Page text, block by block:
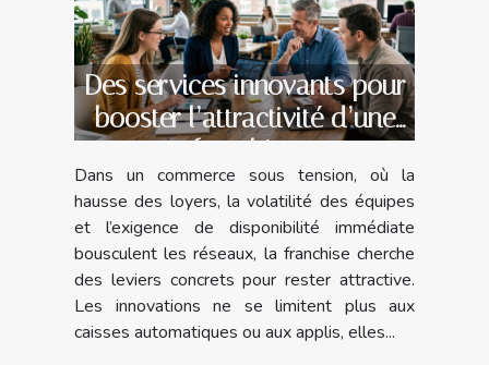
Des services innovants pour
booster l’attractivité d’une
franchise
Dans un commerce sous tension, où la
hausse des loyers, la volatilité des équipes
et l’exigence de disponibilité immédiate
bousculent les réseaux, la franchise cherche
des leviers concrets pour rester attractive.
Les innovations ne se limitent plus aux
caisses automatiques ou aux applis, elles...